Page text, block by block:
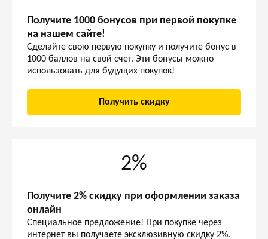
Получите 1000 бонусов при первой покупке
на нашем сайте!
Сделайте свою первую покупку и получите бонус в
1000 баллов на свой счет. Эти бонусы можно
использовать для будущих покупок!
Получить скидку
2%
Получите 2% скидку при оформлении заказа
онлайн
Специальное предложение! При покупке через
интернет вы получаете эксклюзивную скидку 2%.